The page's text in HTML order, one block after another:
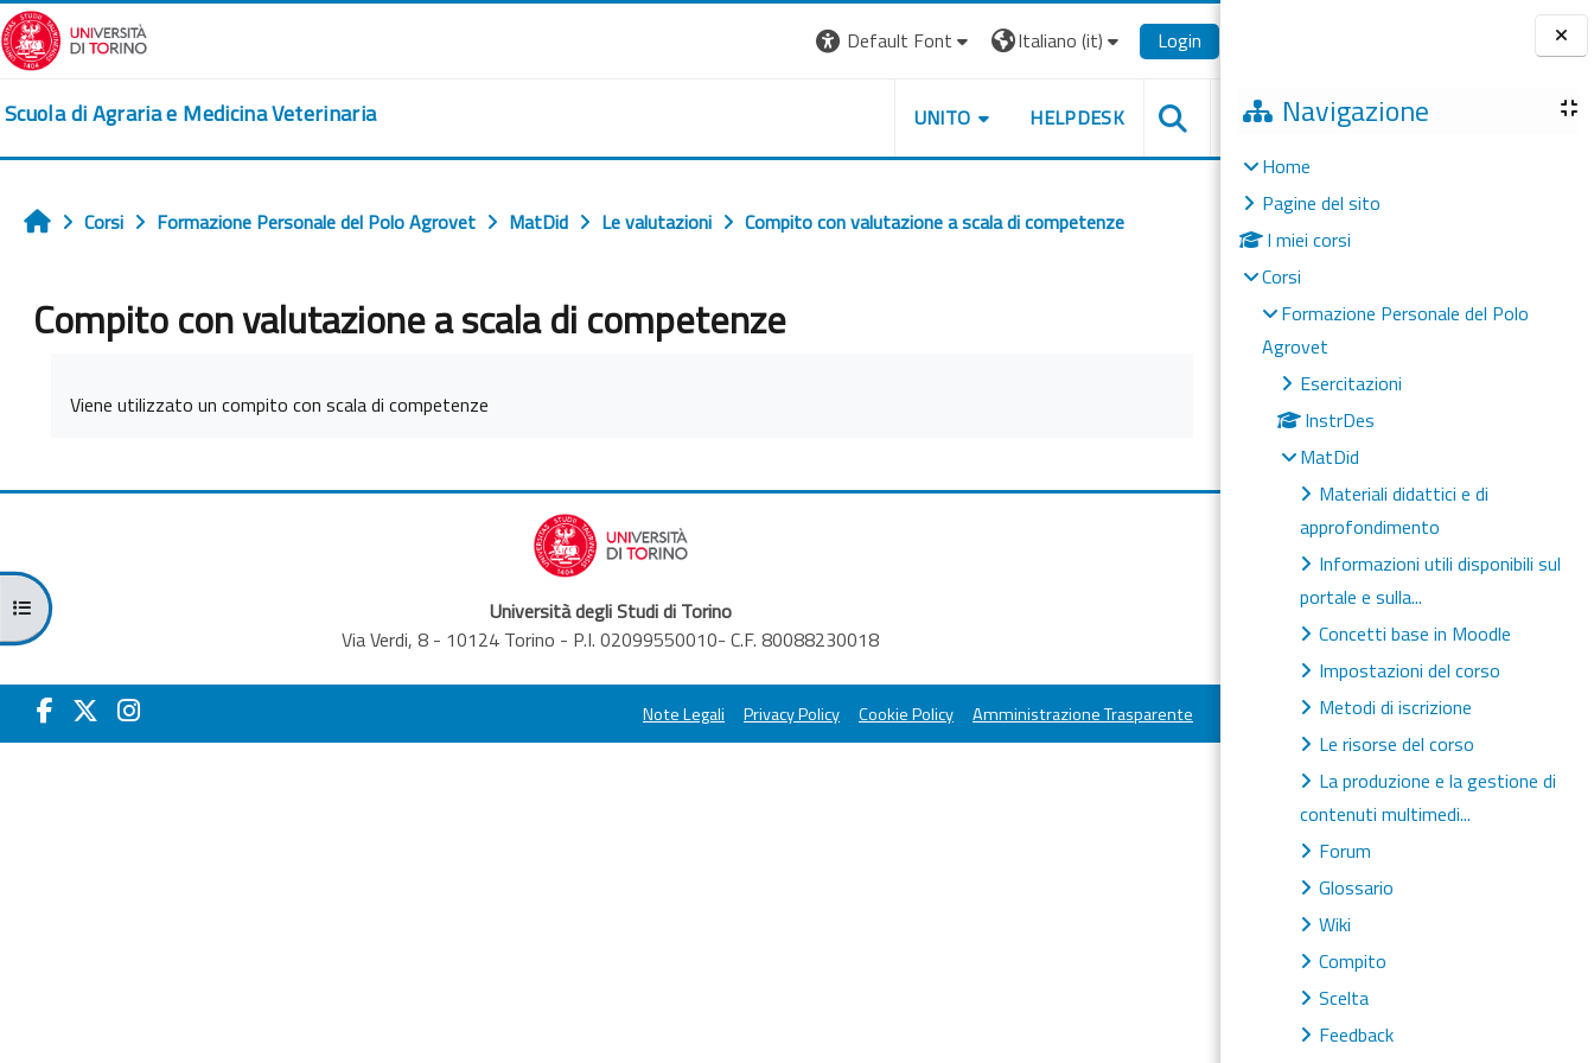
Vai al contenuto principale
Blocchi
Navigazione
Home
Pagine del sito
I miei corsi
Corsi
Formazione Personale del Polo
Agrovet
Esercitazioni
InstrDes
MatDid
Materiali didattici e di
approfondimento
Informazioni utili disponibili sul
portale e sulla...
Concetti base in Moodle
Impostazioni del corso
Metodi di iscrizione
Le risorse del corso
La produzione e la gestione di
contenuti multimedi...
Forum
Glossario
Wiki
Compito
Scelta
Feedback
Default Font Italiano ‎(it)‎ Login
Scuola di Agraria e Medicina Veterinaria UNITO HELPDESK
Apri indice del corso
Home
Corsi Formazione Personale del Polo Agrovet MatDid Le valutazioni Compito con valutazione a scala di competenze
Compito con valutazione a scala di competenze
Viene utilizzato un compito con scala di competenze
Università degli Studi di Torino
Via Verdi, 8 - 10124 Torino - P.I. 02099550010- C.F. 80088230018
Note Legali Privacy Policy Cookie Policy Amministrazione Trasparente